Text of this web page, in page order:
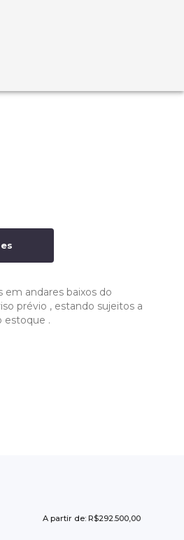
em andares baixos do
prévio , estando sujeitos a
estoque .
A partir de: R$292.500,00